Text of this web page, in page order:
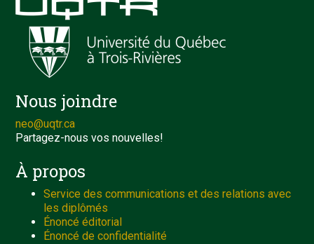
Nous joindre
neo@uqtr.ca
Partagez-nous vos nouvelles!
À propos
Service des communications et des relations avec
les diplômés
Énoncé éditorial
Énoncé de confidentialité